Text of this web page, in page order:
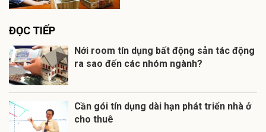
ĐỌC TIẾP
Nới room tín dụng bất động sản tác động
ra sao đến các nhóm ngành?
Cần gói tín dụng dài hạn phát triển nhà ở
cho thuê